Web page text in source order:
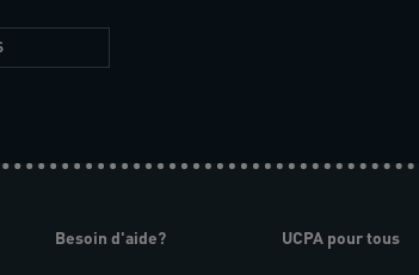
Besoin d'aide? UCPA pour tous